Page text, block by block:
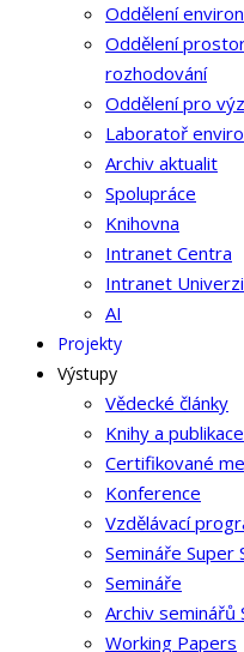
Oddělení
Oddělení
rozhodování
Oddělení pro
Laboratoř
Archiv aktualit
Spolupráce
Knihovna
Intranet Centra
Intranet
AI
Projekty
Výstupy
Vědecké články
Knihy a
Certifikované
Konference
Vzdělávací
Semináře Super
Semináře
Archiv seminářů
Working Papers